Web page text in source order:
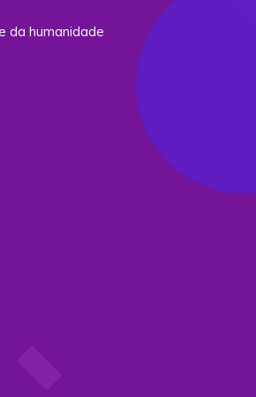
da humanidade